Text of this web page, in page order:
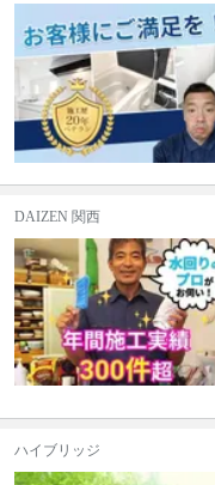
DAIZEN 関西
ハイブリッジ